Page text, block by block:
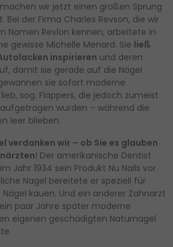
wir jetzt einen großen Sprung
Bei der Firma Charles Revson, die wir
Namen Revlon kennen, arbeitete in
gewisse Michelle Menard. Sie ließ
inspirieren und deren
damit sie gerade auf die Nägel
sie sofort moderne
sog. Flappers, die jedoch zumeist
wurden – während die
leer blieben.
verdanken wir – ob Sie es glauben
! Der amerikanische Dentist
Jahr 1934 sein Produkt Nu Nails vor.
Nagel bereitete er speziell für
kauen. Und ein anderer Zahnarzt
paar Jahre später moderne
eigenen geschädigten Naturnagel